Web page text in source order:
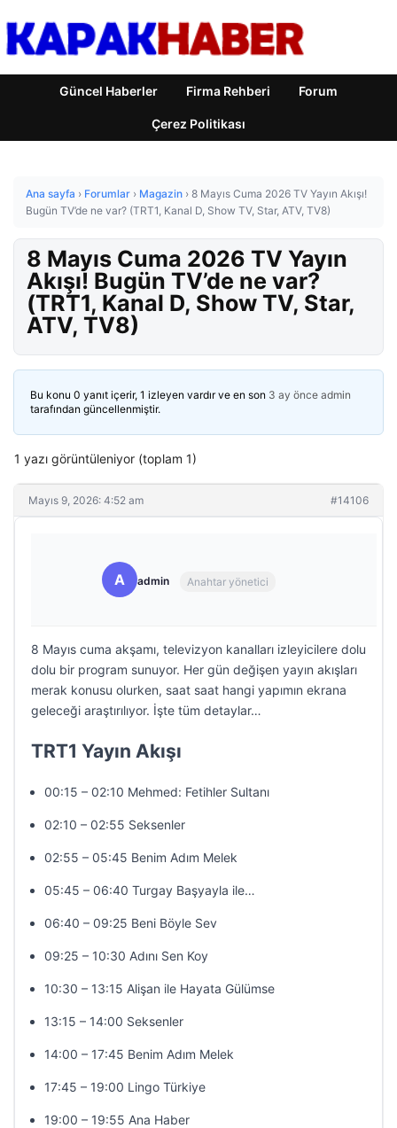
Güncel Haberler Firma Rehberi Forum
Çerez Politikası
Ana sayfa › Forumlar › Magazin › 8 Mayıs Cuma 2026 TV Yayın Akışı!
Bugün TV’de ne var? (TRT1, Kanal D, Show TV, Star, ATV, TV8)
8 Mayıs Cuma 2026 TV Yayın
Akışı! Bugün TV’de ne var?
(TRT1, Kanal D, Show TV, Star,
ATV, TV8)
Bu konu 0 yanıt içerir, 1 izleyen vardır ve en son 3 ay önce admin
tarafından güncellenmiştir.
1 yazı görüntüleniyor (toplam 1)
Mayıs 9, 2026: 4:52 am #14106
A admin Anahtar yönetici
8 Mayıs cuma akşamı, televizyon kanalları izleyicilere dolu
dolu bir program sunuyor. Her gün değişen yayın akışları
merak konusu olurken, saat saat hangi yapımın ekrana
geleceği araştırılıyor. İşte tüm detaylar…
TRT1 Yayın Akışı
00:15 – 02:10 Mehmed: Fetihler Sultanı
02:10 – 02:55 Seksenler
02:55 – 05:45 Benim Adım Melek
05:45 – 06:40 Turgay Başyayla ile…
06:40 – 09:25 Beni Böyle Sev
09:25 – 10:30 Adını Sen Koy
10:30 – 13:15 Alişan ile Hayata Gülümse
13:15 – 14:00 Seksenler
14:00 – 17:45 Benim Adım Melek
17:45 – 19:00 Lingo Türkiye
19:00 – 19:55 Ana Haber